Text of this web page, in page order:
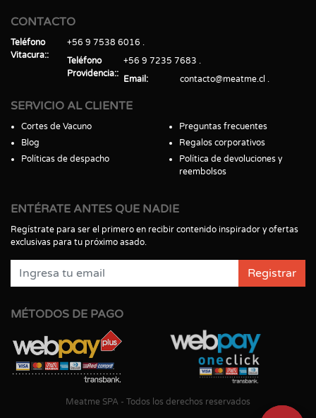
CONTACTO
Teléfono
Vitacura:
+56 9 7538 6016
Teléfono
Providencia:
+56 9 7235 7683
Email
contacto@meatme.cl
SERVICIO AL CLIENTE
Cortes de Vacuno
Blog
Políticas de despacho
Preguntas frecuentes
Regalos corporativos
Política de devoluciones y
reembolsos
ENTÉRATE ANTES QUE NADIE
Regístrate para ser el primero en recibir contenido inspirador y ofertas
exclusivas para tu próximo asado.
Registrar
MÉTODOS DE PAGO
Meatme SPA - Todos los derechos reservados